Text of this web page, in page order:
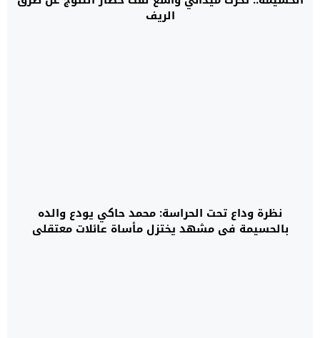
الريف
نظرة وداع تحت الحراسة: محمد حاكي يودع والده
بالحسيمة في مشهد يختزل مأساة عائلات معتقلي